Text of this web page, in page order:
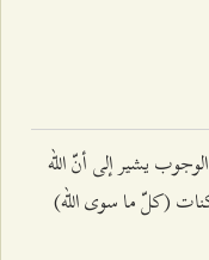
يشير إلى أنّ الله
(كلّ ما سوى الله)